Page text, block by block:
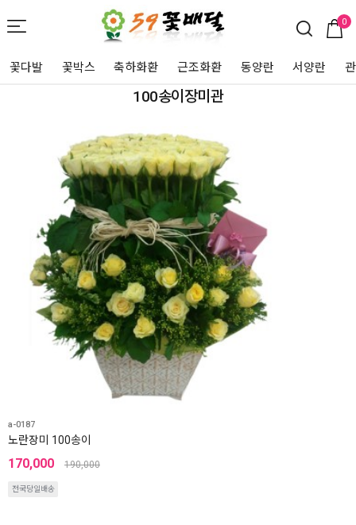
0
꽃다발 꽃박스 축하화환 근조화환 동양란 서양란
100송이장미관
a-0187
노란장미 100송이
170,000 190,000
전국당일배송